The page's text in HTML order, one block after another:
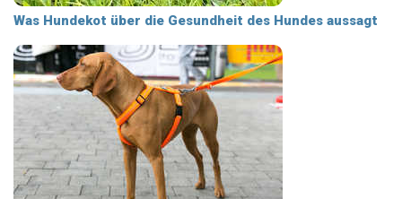
Was Hundekot über die Gesundheit des Hundes aussagt